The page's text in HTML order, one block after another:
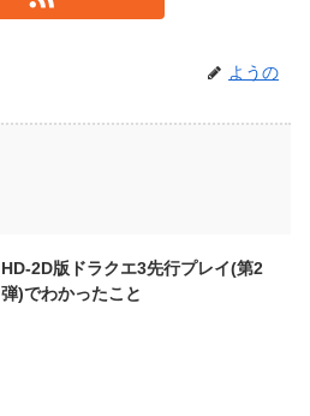
ようの
HD-2D版ドラクエ3先行プレイ(第2
弾)でわかったこと